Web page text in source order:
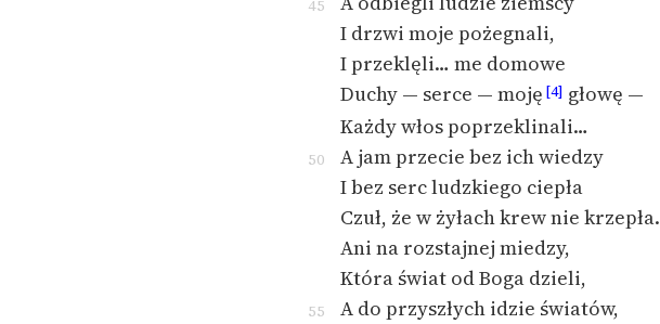
45
I drzwi moje pożegnali,
I przeklęli… me domowe
Duchy — serce — moję [4] głowę —
Każdy włos poprzeklinali…
50
A jam przecie bez ich wiedzy
I bez serc ludzkiego ciepła
Czuł, że w żyłach krew nie krzepła.
Ani na rozstajnej miedzy,
Która świat od Boga dzieli,
55
A do przyszłych idzie światów,